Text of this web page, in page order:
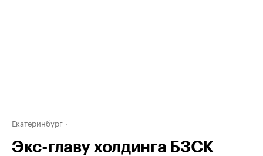
Екатеринбург
Экс-главу холдинга БЗСК